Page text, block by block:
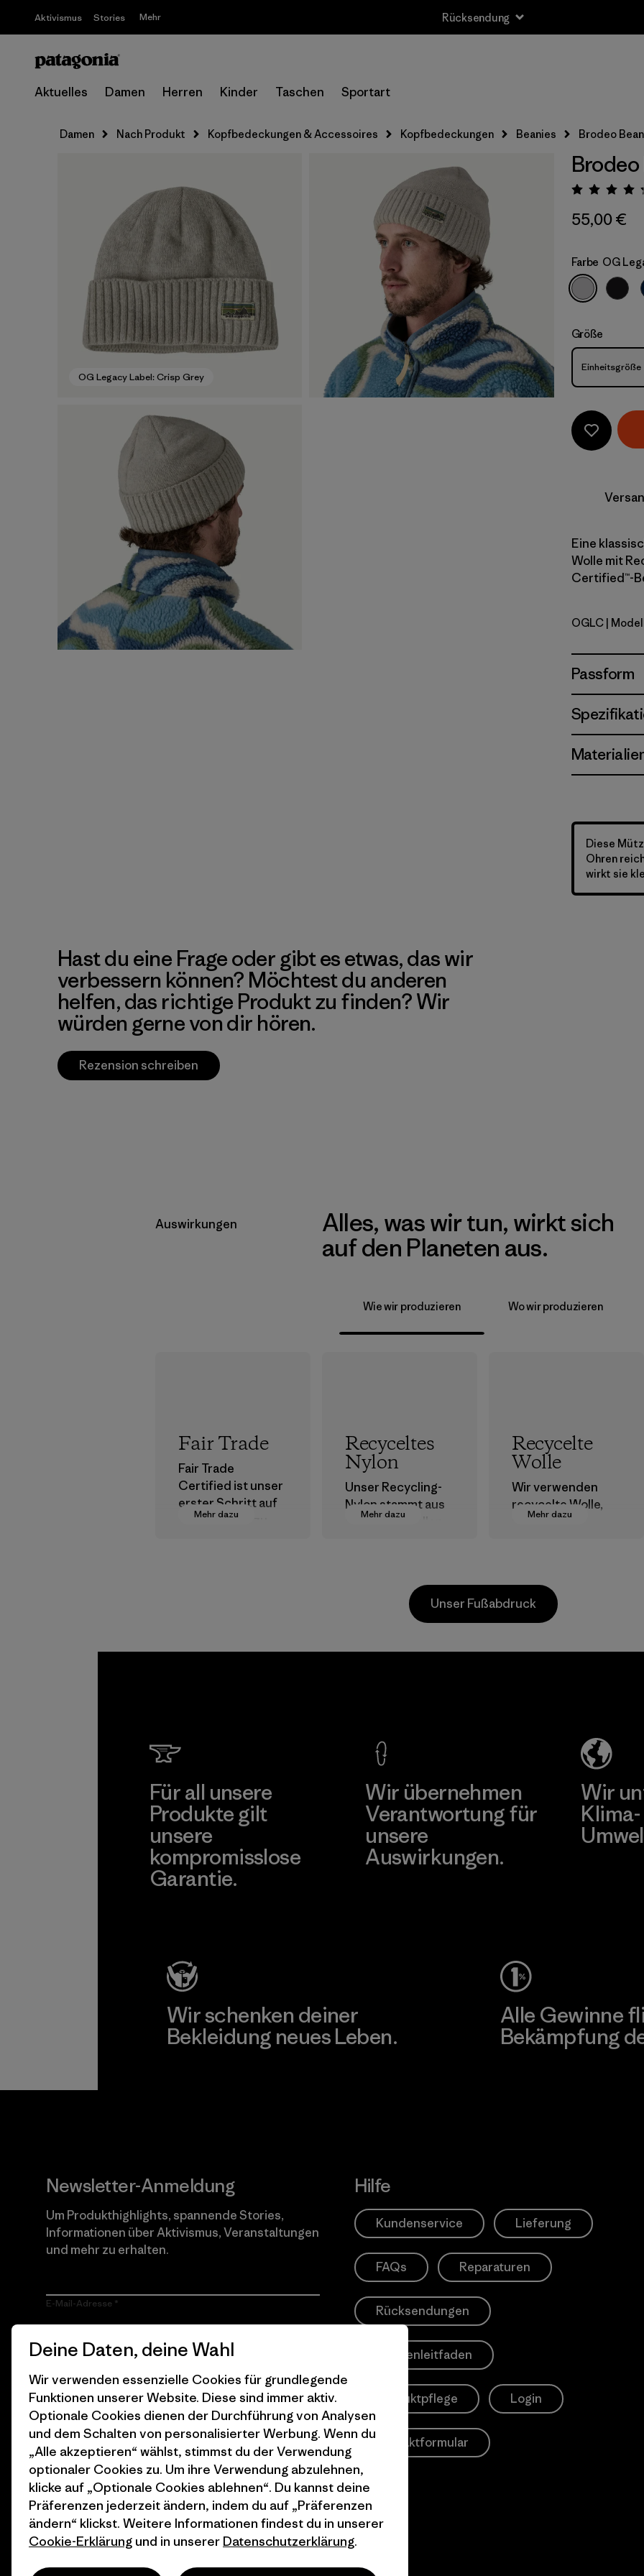
Aktivismus Stories Mehr Rücksendung
Aktuelles Damen Herren Kinder Taschen Sportart
Damen Nach Produkt Kopfbedeckungen & Accessoires Kopfbedeckungen Beanies Brodeo
OG Legacy Label: Crisp Grey
55,00 €
Farbe OG
Größe
Größe
Einheitsgröße
Eine
Wolle mit
Certified™-
OG
OGLC |
Passform
Diese
Ohren
wirkt sie
Hast du eine Frage oder gibt es etwas, das wir
verbessern können? Möchtest du anderen
helfen, das richtige Produkt zu finden? Wir
würden gerne von dir hören.
Rezension schreiben
Auswirkungen
Alles, was wir tun, wirkt sich
auf den Planeten aus.
Wie wir produzieren Wo wir produzieren
Mehr dazu
Fair Trade
Fair Trade
Certified ist unser
erster Schritt auf
dem Pfad hin zu
Mehr dazu
Recyceltes
Nylon
Unser Recycling-
Nylon stammt aus
postindustriellen
Postconsumer-
Mehr dazu
Recycelte
Wolle
Wir verwenden
recycelte Wolle,
um die
Fasern zu
verlängern.
Unser Fußabdruck
Für all unsere
Produkte gilt
unsere
kompromisslose
Garantie.
Wir übernehmen
Verantwortung für
unsere
Auswirkungen.
Wir
Wir schenken deiner
Bekleidung neues Leben.
Alle Gewinne
Bekämpfung
Newsletter-Anmeldung
Um Produkthighlights, spannende Stories,
Informationen über Aktivismus, Veranstaltungen
und mehr zu erhalten.
E-Mail-Adresse
Durch Klicken auf die Anmelden Taste, erkläre mich damit
einverstanden, dass Patagonia meine E-Mail-Adresse
Stories, Informationen über Aktivismus, Veranstaltungen und
mehr gemäß der Datenschutzerklärungvon Patagonia zusendet.
Anmelden
Hilfe
Kundenservice Lieferung
FAQs Reparaturen
Rücksendungen
Größenleitfaden
Produktpflege Login
Kontaktformular
© 2026 Patagonia, Inc. All Rights Reserved.
Deine Daten, deine Wahl
Wir verwenden essenzielle Cookies für grundlegende
Funktionen unserer Website. Diese sind immer aktiv.
Optionale Cookies dienen der Durchführung von Analysen
und dem Schalten von personalisierter Werbung. Wenn du
„Alle akzeptieren“ wählst, stimmst du der Verwendung
optionaler Cookies zu. Um ihre Verwendung abzulehnen,
klicke auf „Optionale Cookies ablehnen“. Du kannst deine
Präferenzen jederzeit ändern, indem du auf „Präferenzen
ändern“ klickst. Weitere Informationen findest du in unserer
Cookie-Erklärung und in unserer Datenschutzerklärung.